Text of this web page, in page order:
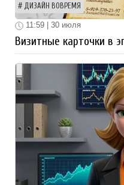
ДИЗАЙН ВОВРЕМЯ
11:59 | 30 июля
Визитные карточки в